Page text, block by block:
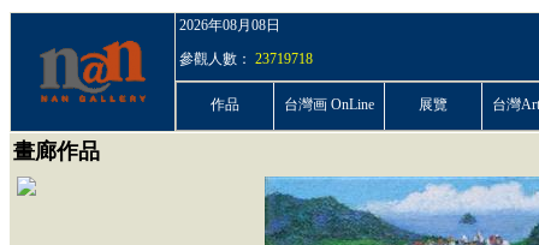
2026年08月08日
參觀人數： 23719718
作品 台灣画 OnLine 展覽 台灣
畫廊作品